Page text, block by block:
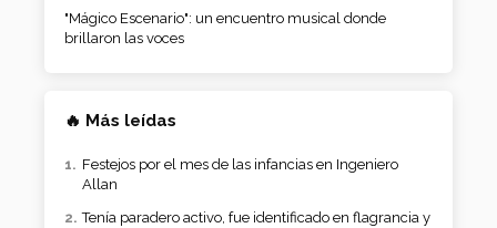
"Mágico Escenario": un encuentro musical donde
brillaron las voces
🔥 Más leídas
Festejos por el mes de las infancias en Ingeniero
Allan
Tenía paradero activo, fue identificado en flagrancia y